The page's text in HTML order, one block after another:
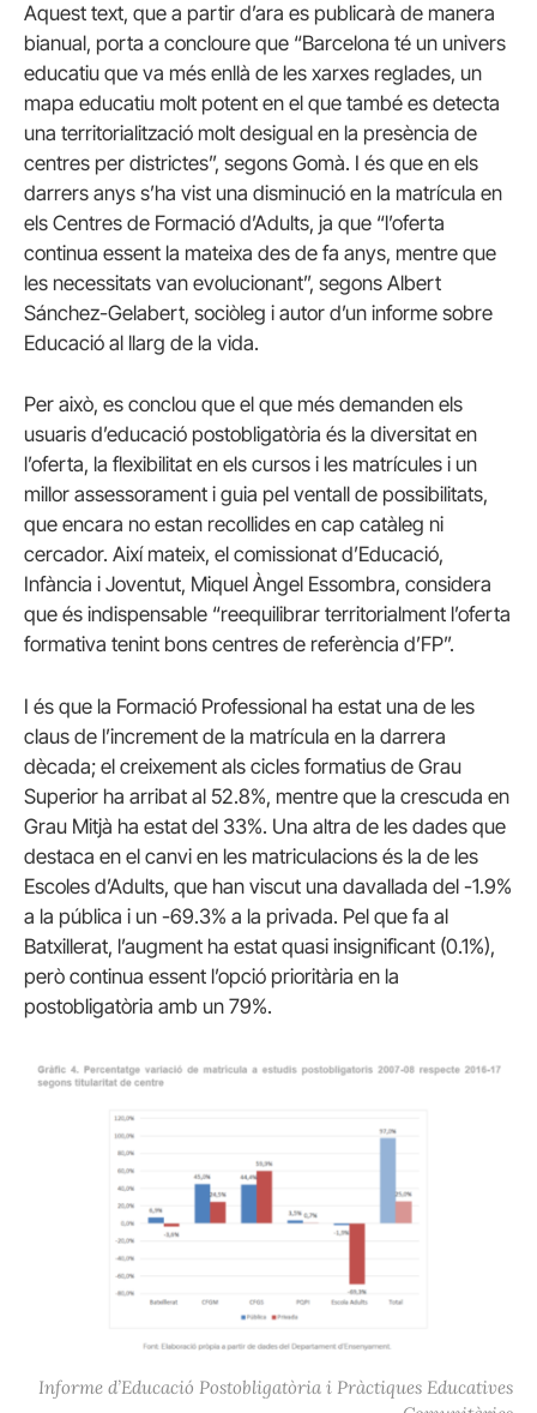
Aquest text, que a partir d’ara es publicarà de manera
bianual, porta a concloure que “Barcelona té un univers
educatiu que va més enllà de les xarxes reglades, un
mapa educatiu molt potent en el que també es detecta
una territorialització molt desigual en la presència de
centres per districtes”, segons Gomà. I és que en els
darrers anys s’ha vist una disminució en la matrícula en
els Centres de Formació d’Adults, ja que “l’oferta
continua essent la mateixa des de fa anys, mentre que
les necessitats van evolucionant”, segons Albert
Sánchez-Gelabert, sociòleg i autor d’un informe sobre
Educació al llarg de la vida.
Per això, es conclou que el que més demanden els
usuaris d’educació postobligatòria és la diversitat en
l’oferta, la flexibilitat en els cursos i les matrícules i un
millor assessorament i guia pel ventall de possibilitats,
que encara no estan recollides en cap catàleg ni
cercador. Així mateix, el comissionat d’Educació,
Infància i Joventut, Miquel Àngel Essombra, considera
que és indispensable “reequilibrar territorialment l’oferta
formativa tenint bons centres de referència d’FP”.
I és que la Formació Professional ha estat una de les
claus de l’increment de la matrícula en la darrera
dècada; el creixement als cicles formatius de Grau
Superior ha arribat al 52.8%, mentre que la crescuda en
Grau Mitjà ha estat del 33%. Una altra de les dades que
destaca en el canvi en les matriculacions és la de les
Escoles d’Adults, que han viscut una davallada del -1.9%
a la pública i un -69.3% a la privada. Pel que fa al
Batxillerat, l’augment ha estat quasi insignificant (0.1%),
però continua essent l’opció prioritària en la
postobligatòria amb un 79%.
Informe d’Educació Postobligatòria i Pràctiques Educatives